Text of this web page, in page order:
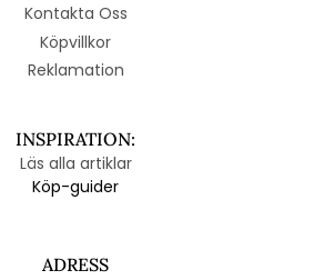
Kontakta Oss
Köpvillkor
Reklamation
INSPIRATION:
Läs alla artiklar
Köp-guider
ADRESS